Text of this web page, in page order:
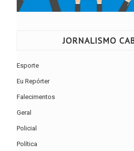
JORNALISMO
Esporte
Eu Repórter
Falecimentos
Geral
Policial
Política